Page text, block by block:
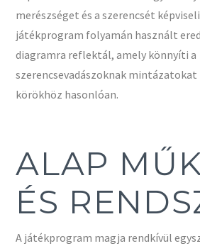
merészséget és a szerencsét
játékprogram folyamán használt
diagramra reflektál, amely könnyíti a
szerencsevadászoknak
körökhöz hasonlóan.
ALAP
ÉS
A játékprogram magja rendkívül